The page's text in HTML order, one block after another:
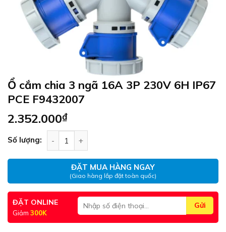
Ổ cắm chia 3 ngã 16A 3P 230V 6H IP67
PCE F9432007
2.352.000₫
Số lượng:
ĐẶT MUA HÀNG NGAY
(Giao hàng lắp đặt toàn quốc)
ĐẶT ONLINE
Giảm 300K